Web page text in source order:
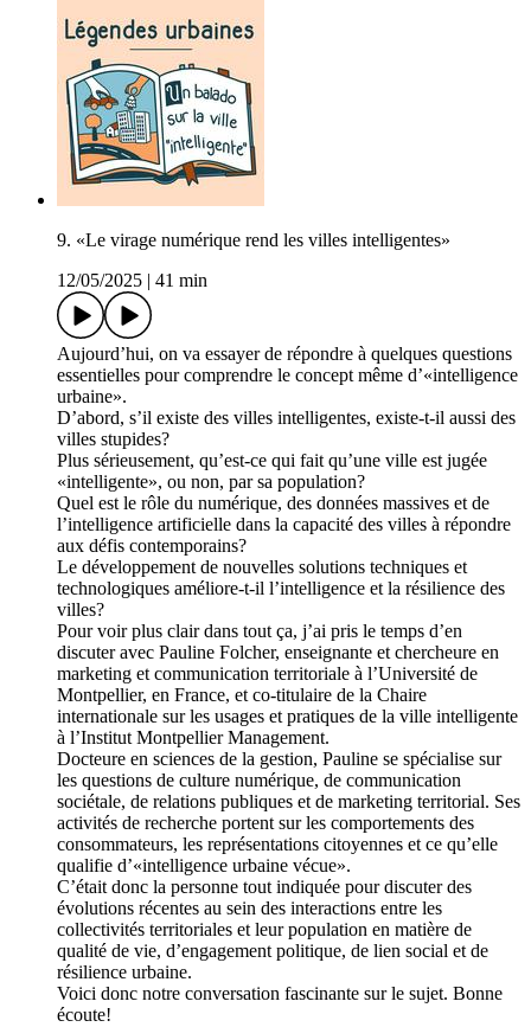
9. «Le virage numérique rend les villes intelligentes»
12/05/2025
41 min
Aujourd’hui, on va essayer de répondre à quelques questions
essentielles pour comprendre le concept même d’«intelligence
urbaine».
D’abord, s’il existe des villes intelligentes, existe-t-il aussi des
villes stupides?
Plus sérieusement, qu’est-ce qui fait qu’une ville est jugée
«intelligente», ou non, par sa population?
Quel est le rôle du numérique, des données massives et de
l’intelligence artificielle dans la capacité des villes à répondre
aux défis contemporains?
Le développement de nouvelles solutions techniques et
technologiques améliore-t-il l’intelligence et la résilience des
villes?
Pour voir plus clair dans tout ça, j’ai pris le temps d’en
discuter avec Pauline Folcher, enseignante et chercheure en
marketing et communication territoriale à l’Université de
Montpellier, en France, et co-titulaire de la Chaire
internationale sur les usages et pratiques de la ville intelligente
à l’Institut Montpellier Management.
Docteure en sciences de la gestion, Pauline se spécialise sur
les questions de culture numérique, de communication
sociétale, de relations publiques et de marketing territorial. Ses
activités de recherche portent sur les comportements des
consommateurs, les représentations citoyennes et ce qu’elle
qualifie d’«intelligence urbaine vécue».
C’était donc la personne tout indiquée pour discuter des
évolutions récentes au sein des interactions entre les
collectivités territoriales et leur population en matière de
qualité de vie, d’engagement politique, de lien social et de
résilience urbaine.
Voici donc notre conversation fascinante sur le sujet. Bonne
écoute!